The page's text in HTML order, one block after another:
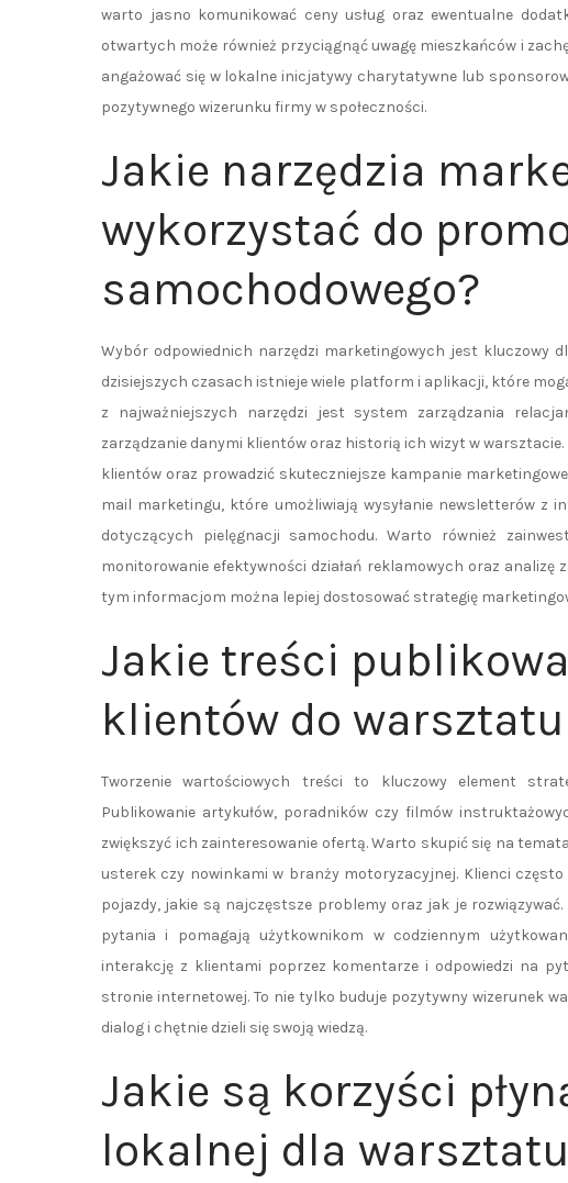
warto jasno komunikować ceny usług oraz ewentualne
otwartych może również przyciągnąć uwagę mieszkańców i
angażować się w lokalne inicjatywy charytatywne lub
pozytywnego wizerunku firmy w społeczności.
Jakie narzędzia
wykorzystać do
samochodowego?
Wybór odpowiednich narzędzi marketingowych jest kluczowy
dzisiejszych czasach istnieje wiele platform i aplikacji, które
z najważniejszych narzędzi jest system zarządzania
zarządzanie danymi klientów oraz historią ich wizyt w
klientów oraz prowadzić skuteczniejsze kampanie
mail marketingu, które umożliwiają wysyłanie newsletterów z
dotyczących pielęgnacji samochodu. Warto również
monitorowanie efektywności działań reklamowych oraz
tym informacjom można lepiej dostosować strategię
Jakie treści
klientów do
Tworzenie wartościowych treści to kluczowy element
Publikowanie artykułów, poradników czy filmów
zwiększyć ich zainteresowanie ofertą. Warto skupić się na
usterek czy nowinkami w branży motoryzacyjnej. Klienci
pojazdy, jakie są najczęstsze problemy oraz jak je
pytania i pomagają użytkownikom w codziennym
interakcję z klientami poprzez komentarze i odpowiedzi na
stronie internetowej. To nie tylko buduje pozytywny wizerunek
dialog i chętnie dzieli się swoją wiedzą.
Jakie są korzyści
lokalnej dla